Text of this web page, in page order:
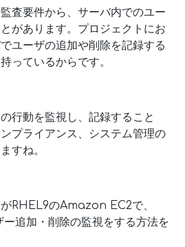
査要件から、サーバ内でのユー
があります。プロジェクトにお
ユーザの追加や削除を記録する
っているからです。
行動を監視し、記録すること
プライアンス、システム管理の
すね。
RHEL9のAmazon EC2で、
追加・削除の監視をする方法を